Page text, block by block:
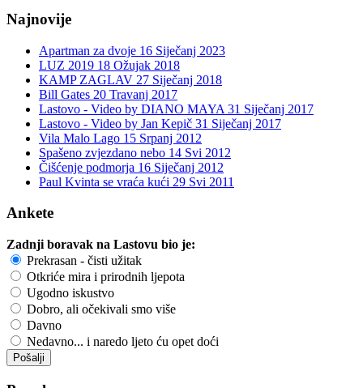
Najnovije
Apartman za dvoje 16 Siječanj 2023
LUZ 2019 18 Ožujak 2018
KAMP ZAGLAV 27 Siječanj 2018
Bill Gates 20 Travanj 2017
Lastovo - Video by DIANO MAYA 31 Siječanj 2017
Lastovo - Video by Jan Kepič 31 Siječanj 2017
Vila Malo Lago 15 Srpanj 2012
Spašeno zvjezdano nebo 14 Svi 2012
Čišćenje podmorja 16 Siječanj 2012
Paul Kvinta se vraća kući 29 Svi 2011
Ankete
Zadnji boravak na Lastovu bio je:
Prekrasan - čisti užitak
Otkriće mira i prirodnih ljepota
Ugodno iskustvo
Dobro, ali očekivali smo više
Davno
Nedavno... i naredo ljeto ću opet doći